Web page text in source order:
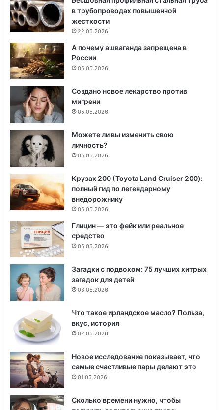
в трубопроводах повышенной
жесткости
22.05.2026
А почему ашваганда запрещена в
России
05.05.2026
Создано новое лекарство против
мигрени
05.05.2026
Можете ли вы изменить свою
личность?
05.05.2026
Крузак 200 (Toyota Land Cruiser 200):
полный гид по легендарному
внедорожнику
05.05.2026
Глицин — это фейк или реальное
средство
05.05.2026
Загадки с подвохом: 75 лучших хитрых
загадок для детей
03.05.2026
Что такое ирландское масло? Польза,
вкус, история
02.05.2026
Новое исследование показывает, что
самые счастливые пары делают это
01.05.2026
Сколько времени нужно, чтобы